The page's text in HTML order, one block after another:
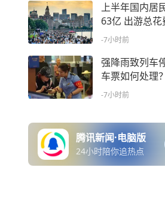
上半年国内居
63亿 出游总
-7小时前
强降雨致列车
车票如何处理
-7小时前
腾讯新闻·电脑版
24小时陪你追热点